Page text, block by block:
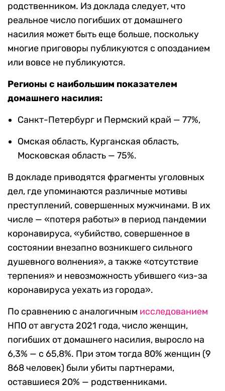
родственником. Из доклада следует, что
реальное число погибших от домашнего
насилия может быть еще больше, поскольку
многие приговоры публикуются с опозданием
или вовсе не публикуются.
Регионы с наибольшим показателем
домашнего насилия:
Санкт-Петербург и Пермский край — 77%,
Омская область, Курганская область,
Московская область — 75%.
В докладе приводятся фрагменты уголовных
дел, где упоминаются различные мотивы
преступлений, совершенных мужчинами. В их
числе — «потеря работы» в период пандемии
коронавируса, «убийство, совершенное в
состоянии внезапно возникшего сильного
душевного волнения», а также «отсутствие
терпения» и невозможность убившего «из-за
коронавируса уехать из города».
По сравнению с аналогичным исследованием
НПО от августа 2021 года, число женщин,
погибших от домашнего насилия, выросло на
6,3% — с 65,8%. При этом тогда 80% женщин (9
868 человек) были убиты партнерами,
оставшиеся 20% — родственниками.